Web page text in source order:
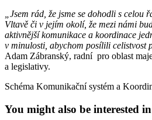
„Jsem rád, že jsme se dohodli s celou
Vltavě či v jejím okolí, že mezi námi
aktivnější komunikace a koordinace
v minulosti, abychom posílili celistvost
Adam Zábranský, radní pro oblast
a legislativy.
Schéma Komunikační systém a
You might also be interested in